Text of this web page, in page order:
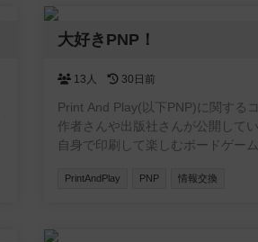
大好きPNP！
13人 30日前
Print And Play(以下PNP)に関する
作者さんや出版社さんが公開して
自身で印刷して楽しむボードゲー
す！
PrintAndPlay PNP 情報交換